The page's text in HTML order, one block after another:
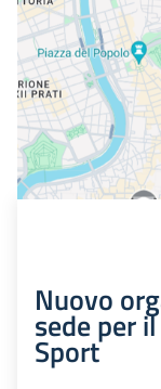
Nuovo
sede per
Sport